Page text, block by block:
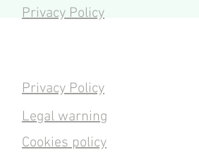
Privacy Policy
Privacy Policy
Legal warning
Cookies policy